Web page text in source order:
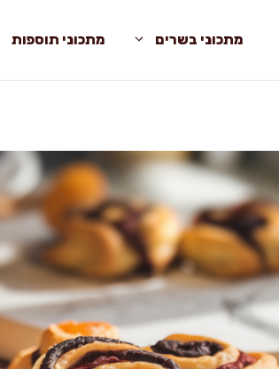
מתכוני בשרים מתכוני תוספות